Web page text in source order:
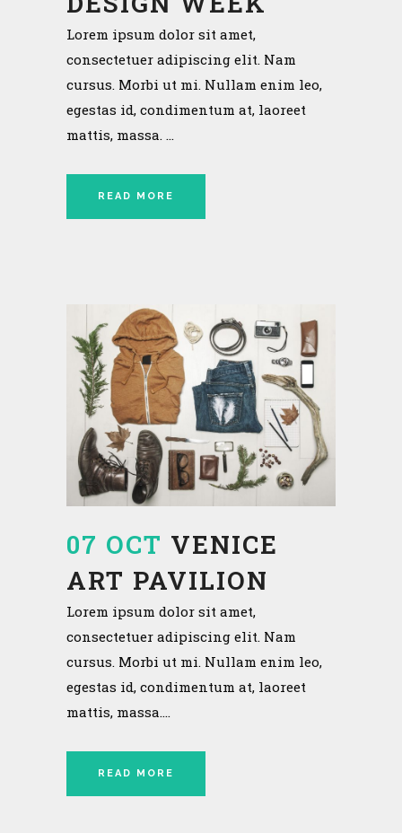
Lorem ipsum dolor sit amet,
consectetuer adipiscing elit. Nam
cursus. Morbi ut mi. Nullam enim leo,
egestas id, condimentum at, laoreet
mattis, massa. ...
READ MORE
07 OCT VENICE
ART PAVILION
Lorem ipsum dolor sit amet,
consectetuer adipiscing elit. Nam
cursus. Morbi ut mi. Nullam enim leo,
egestas id, condimentum at, laoreet
mattis, massa....
READ MORE